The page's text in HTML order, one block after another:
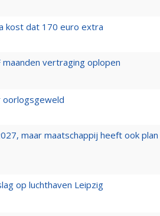
kost dat 170 euro extra
vertraging oplopen
oorlogsgeweld
maar maatschappij heeft ook plan
op luchthaven Leipzig